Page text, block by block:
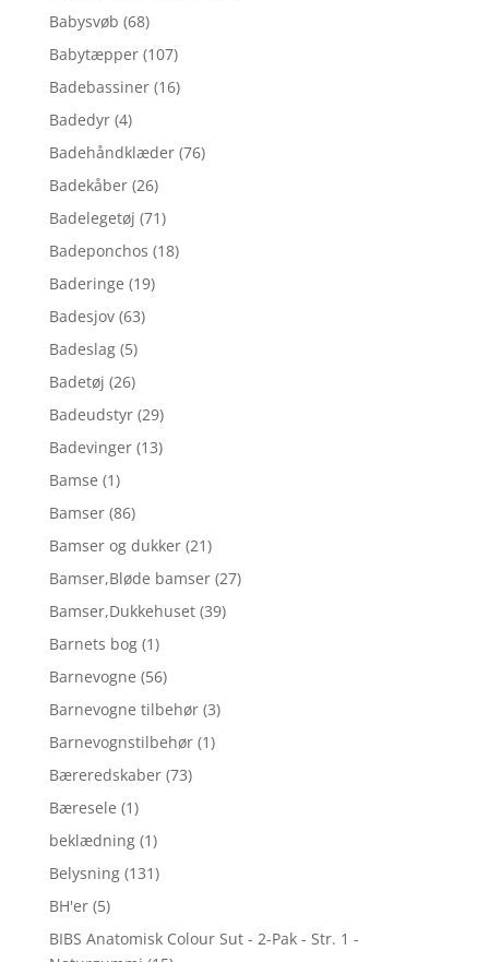
Babysvøb (68)
Babytæpper (107)
Badebassiner (16)
Badedyr (4)
Badehåndklæder (76)
Badekåber (26)
Badelegetøj (71)
Badeponchos (18)
Baderinge (19)
Badesjov (63)
Badeslag (5)
Badetøj (26)
Badeudstyr (29)
Badevinger (13)
Bamse (1)
Bamser (86)
Bamser og dukker (21)
Bamser,Bløde bamser (27)
Bamser,Dukkehuset (39)
Barnets bog (1)
Barnevogne (56)
Barnevogne tilbehør (3)
Barnevognstilbehør (1)
Bæreredskaber (73)
Bæresele (1)
beklædning (1)
Belysning (131)
BH'er (5)
BIBS Anatomisk Colour Sut - 2-Pak - Str. 1 -